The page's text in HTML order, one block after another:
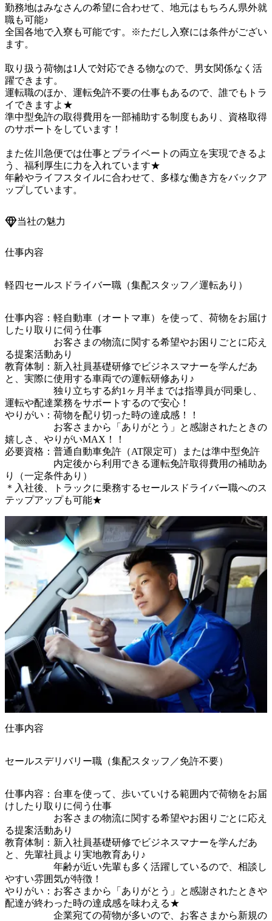
勤務地はみなさんの希望に合わせて、地元はもちろん県外就
職も可能♪
全国各地で入寮も可能です。※ただし入寮には条件がござい
ます。
取り扱う荷物は1人で対応できる物なので、男女関係なく活
躍できます。
運転職のほか、運転免許不要の仕事もあるので、誰でもトラ
イできますよ★
準中型免許の取得費用を一部補助する制度もあり、資格取得
のサポートをしています！
また佐川急便では仕事とプライベートの両立を実現できるよ
う、福利厚生に力を入れています★
年齢やライフスタイルに合わせて、多様な働き方をバックア
ップしています。
当社の魅力
仕事内容
軽四セールスドライバー職（集配スタッフ／運転あり）
仕事内容：軽自動車（オートマ車）を使って、荷物をお届け
したり取りに伺う仕事
お客さまの物流に関する希望やお困りごとに応え
る提案活動あり
教育体制：新入社員基礎研修でビジネスマナーを学んだあ
と、実際に使用する車両での運転研修あり♪
独り立ちする約1ヶ月半までは指導員が同乗し、
運転や配達業務をサポートするので安心！
やりがい：荷物を配り切った時の達成感！！
お客さまから「ありがとう」と感謝されたときの
嬉しさ、やりがいMAX！！
必要資格：普通自動車免許（AT限定可）または準中型免許
内定後から利用できる運転免許取得費用の補助あ
り（一定条件あり）
＊入社後、トラックに乗務するセールスドライバー職へのス
テップアップも可能★
仕事内容
セールスデリバリー職（集配スタッフ／免許不要）
仕事内容：台車を使って、歩いていける範囲内で荷物をお届
けしたり取りに伺う仕事
お客さまの物流に関する希望やお困りごとに応え
る提案活動あり
教育体制：新入社員基礎研修でビジネスマナーを学んだあ
と、先輩社員より実地教育あり♪
年齢が近い先輩も多く活躍しているので、相談し
やすい雰囲気が特徴！
やりがい：お客さまから「ありがとう」と感謝されたときや
配達が終わった時の達成感を味わえる★
企業宛ての荷物が多いので、お客さまから新規の